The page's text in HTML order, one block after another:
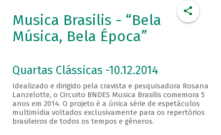
Musica Brasilis - “Bela
Música, Bela Época”
Quartas Clássicas -10.12.2014
Idealizado e dirigido pela cravista e pesquisadora Rosana
Lanzelotte, o Circuito BNDES Musica Brasilis comemora 5
anos em 2014. O projeto é a única série de espetáculos
multimídia voltados exclusivamente para os repertórios
brasileiros de todos os tempos e gêneros.